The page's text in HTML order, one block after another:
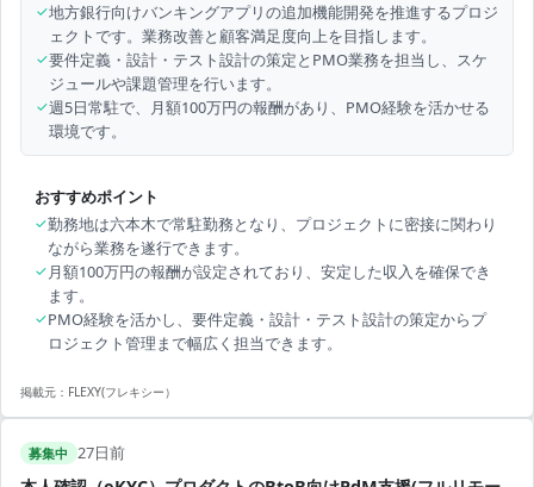
✓地方銀行向けバンキングアプリの追加機能開発を推進するプロジ
ェクトです。業務改善と顧客満足度向上を目指します。
✓要件定義・設計・テスト設計の策定とPMO業務を担当し、スケ
ジュールや課題管理を行います。
✓週5日常駐で、月額100万円の報酬があり、PMO経験を活かせる
環境です。
おすすめポイント
✓勤務地は六本木で常駐勤務となり、プロジェクトに密接に関わり
ながら業務を遂行できます。
✓月額100万円の報酬が設定されており、安定した収入を確保でき
ます。
✓PMO経験を活かし、要件定義・設計・テスト設計の策定からプ
ロジェクト管理まで幅広く担当できます。
掲載元： FLEXY(フレキシー）
募集中 27日前